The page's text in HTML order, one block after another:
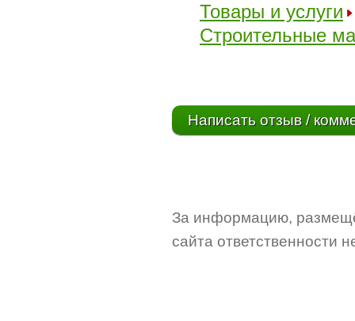
Товары и услуги
Строительные
Написать отзыв /
За информацию,
сайта ответственности